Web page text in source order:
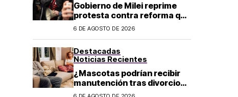
Gobierno de Milei reprime
protesta contra reforma que
permite la venta de tierra a
6 DE AGOSTO DE 2026
Destacadas
Noticias Recientes
¿Mascotas podrían recibir
manutención tras divorcio
de sus dueños en CDMX?